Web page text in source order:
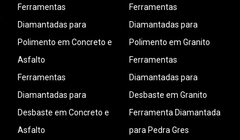
Ferramentas
Diamantadas para
Polimento em Concreto e
Asfalto
Ferramentas
Diamantadas para
Desbaste em Concreto e
Asfalto
Ferramentas
Diamantadas para
Polimento em Granito
Ferramentas
Diamantadas para
Desbaste em Granito
Ferramenta Diamantada
para Pedra Gres